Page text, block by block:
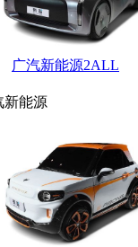
广汽新能源2ALL
新能源